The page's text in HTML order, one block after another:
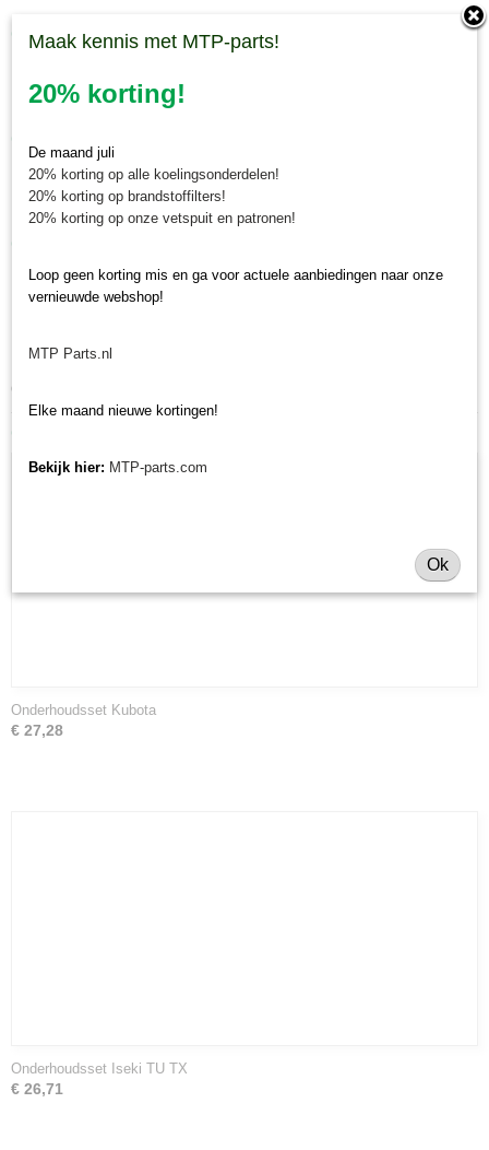
Gegevens hydrauliek oliefilter
Diameter buiten: 97 mm
Lengte: 58 mm
Diameter buiten: 28 mm
Lengte: 254 mm
Diameter buiten: 104 mm
deze onderhoudsset, voor uw Shibaura P 19F, P 21F.
Onderhoudsset Kubota
€ 27,28
Onderhoudsset Iseki TU TX
€ 26,71
Maak kennis met MTP-parts!
20% korting!
De maand juli
20% korting op alle koelingsonderdelen!
20% korting op brandstoffilters!
20% korting op onze vetspuit en patronen!
Loop geen korting mis en ga voor actuele aanbiedingen naar onze
vernieuwde webshop!
MTP Parts.nl
Elke maand nieuwe kortingen!
Bekijk hier: MTP-parts.com
Ok